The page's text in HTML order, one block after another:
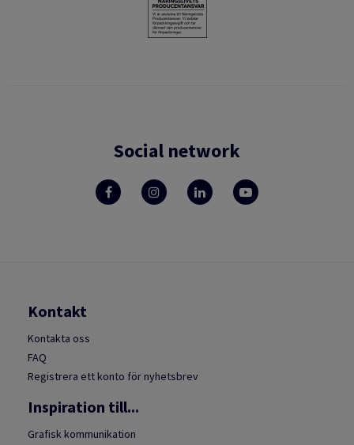
Social network
Kontakt
Kontakta oss
FAQ
Registrera ett konto för nyhetsbrev
Inspiration till...
Grafisk kommunikation